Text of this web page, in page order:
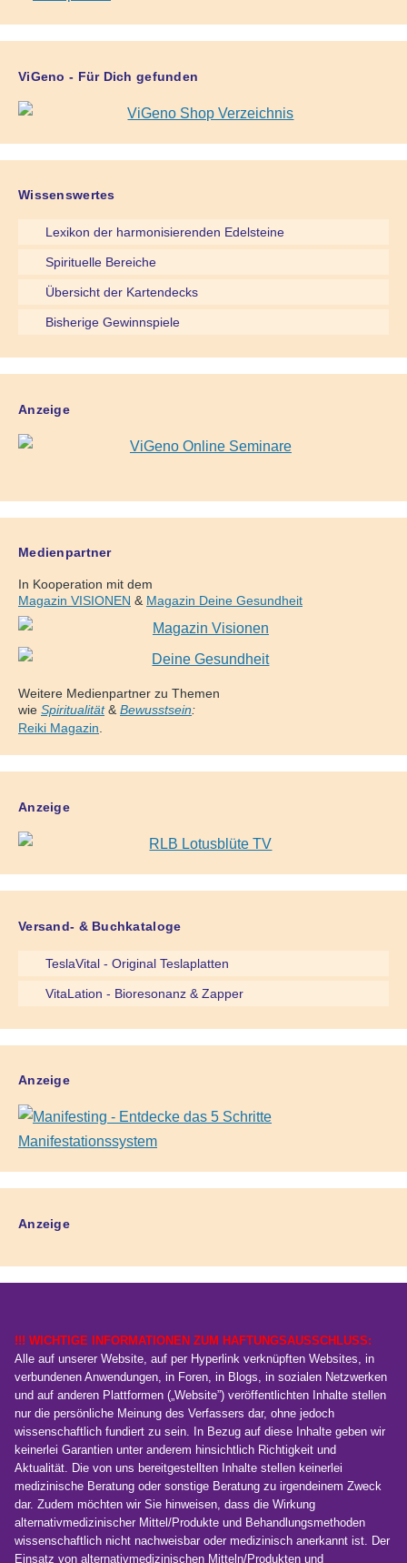
ViGeno - Für Dich gefunden
Wissenswertes
Lexikon der harmonisierenden Edelsteine
Spirituelle Bereiche
Übersicht der Kartendecks
Bisherige Gewinnspiele
Anzeige
Medienpartner
In Kooperation mit dem
Magazin VISIONEN & Magazin Deine Gesundheit
Weitere Medienpartner zu Themen
wie Spiritualität& Bewusstsein:
Reiki Magazin.
Anzeige
Versand- & Buchkataloge
TeslaVital - Original Teslaplatten
VitaLation - Bioresonanz & Zapper
Anzeige
Anzeige
!!! WICHTIGE INFORMATIONEN ZUM HAFTUNGSAUSSCHLUSS:
Alle auf unserer Website, auf per Hyperlink verknüpften Websites, in
verbundenen Anwendungen, in Foren, in Blogs, in sozialen Netzwerken
und auf anderen Plattformen („Website”) veröffentlichten Inhalte stellen
nur die persönliche Meinung des Verfassers dar, ohne jedoch
wissenschaftlich fundiert zu sein. In Bezug auf diese Inhalte geben wir
keinerlei Garantien unter anderem hinsichtlich Richtigkeit und
Aktualität. Die von uns bereitgestellten Inhalte stellen keinerlei
medizinische Beratung oder sonstige Beratung zu irgendeinem Zweck
dar. Zudem möchten wir Sie hinweisen, dass die Wirkung
alternativmedizinischer Mittel/Produkte und Behandlungsmethoden
wissenschaftlich nicht nachweisbar oder medizinisch anerkannt ist. Der
Einsatz von alternativmedizinischen Mitteln/Produkten und